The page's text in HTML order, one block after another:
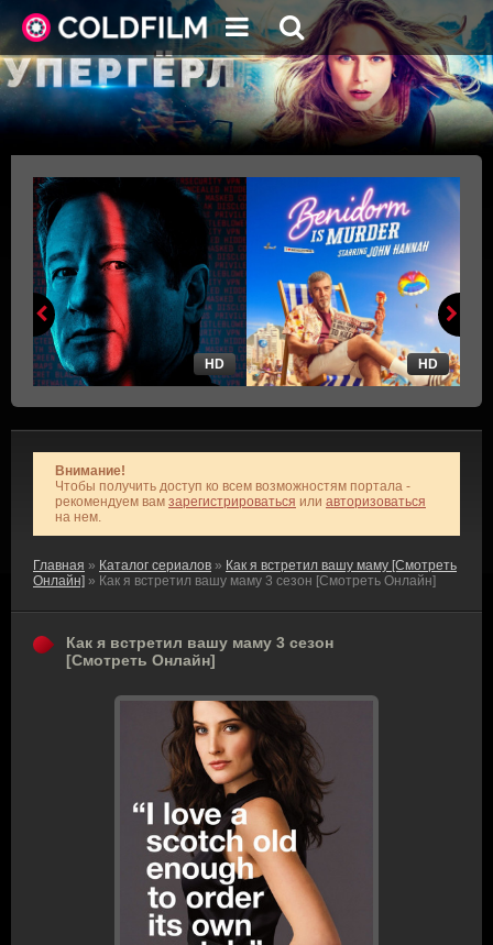
HD HD
Внимание!
Чтобы получить доступ ко всем возможностям портала -
рекомендуем вам зарегистрироваться или авторизоваться
на нем.
Главная » Каталог сериалов » Как я встретил вашу маму [Смотреть
Онлайн] » Как я встретил вашу маму 3 сезон [Смотреть Онлайн]
Как я встретил вашу маму 3 сезон
[Смотреть Онлайн]